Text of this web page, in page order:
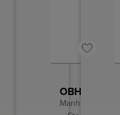
Manhattan